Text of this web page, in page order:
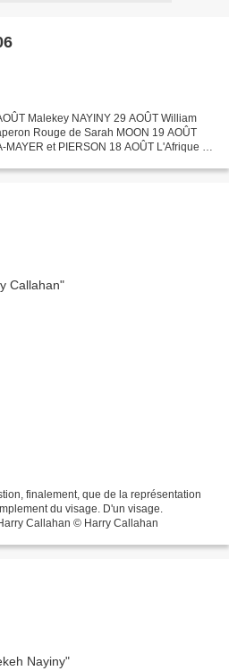
Malekey NAYINY 29 AOÛT William
Rouge de Sarah MOON 19 AOÛT
et PIERSON 18 AOÛT L'Afrique au
finalement, que de la représentation
du visage. D'un visage.
Callahan © Harry Callahan